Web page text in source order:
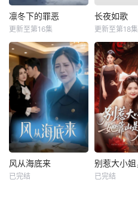
凛冬下的罪恶
更新至第16集
长夜如歌
更新至第18集
风从海底来
已完结 已完结